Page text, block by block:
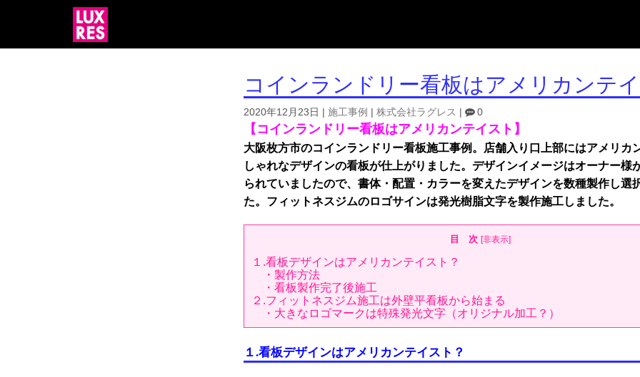
コインランドリー看板はアメリカンテ
2020年12月23日 施工事例 株式会社ラグレス 0
【コインランドリー看板はアメリカンテイスト】
大阪枚方市のコインランドリー看板施工事例。店舗入り口上部にはアメリカ
しゃれなデザインの看板が仕上がりました。デザインイメージはオーナー様
られていましたので、書体・配置・カラーを変えたデザインを数種製作し選
た。フィットネスジムのロゴサインは発光樹脂文字を製作施工しました。
目 次 [非表示]
１.看板デザインはアメリカンテイスト？
・製作方法
・看板製作完了後施工
２.フィットネスジム施工は外壁平看板から始まる
・大きなロゴマークは特殊発光文字（オリジナル加工？）
１.看板デザインはアメリカンテイスト？